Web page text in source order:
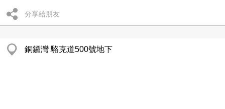
分享給朋友
銅鑼灣 駱克道500號地下